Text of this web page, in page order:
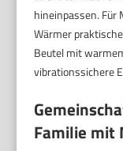
hineinpassen. Für
Wärmer
Beutel mit
vibrationssichere
Familie mit